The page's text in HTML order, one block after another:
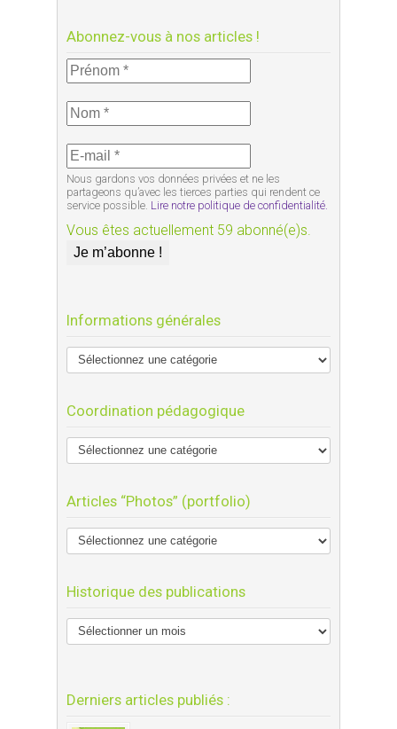
Abonnez-vous à nos articles !
Nous gardons vos données privées et ne les
partageons qu’avec les tierces parties qui rendent ce
service possible. Lire notre politique de confidentialité.
Vous êtes actuellement 59 abonné(e)s.
Informations générales
Coordination pédagogique
Articles “Photos” (portfolio)
Historique des publications
Derniers articles publiés :